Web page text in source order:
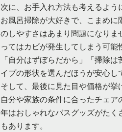
次に、お手入れ方法も考えるよう
お風呂掃除が大好きで、こまめ
のしやすさはあまり問題になり
ってはカビが発生してしまう可能
「自分はずぼらだから」「掃除
イプの形状を選んだほうが安心し
そして、最後に見た目や価格が挙
自分や家族の条件に合ったチェ
年はおしゃれなバスグッズがた
もあります。